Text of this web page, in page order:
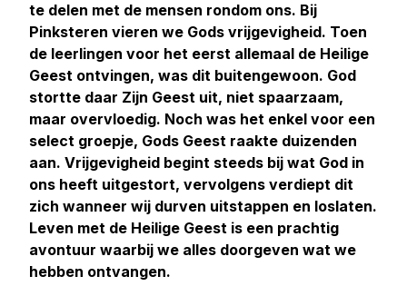
te delen met de mensen rondom ons. Bij
Pinksteren vieren we Gods vrijgevigheid. Toen
de leerlingen voor het eerst allemaal de Heilige
Geest ontvingen, was dit buitengewoon. God
stortte daar Zijn Geest uit, niet spaarzaam,
maar overvloedig. Noch was het enkel voor een
select groepje, Gods Geest raakte duizenden
aan. Vrijgevigheid begint steeds bij wat God in
ons heeft uitgestort, vervolgens verdiept dit
zich wanneer wij durven uitstappen en loslaten.
Leven met de Heilige Geest is een prachtig
avontuur waarbij we alles doorgeven wat we
hebben ontvangen.